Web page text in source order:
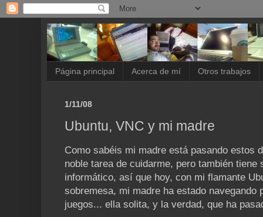
Página principal Acerca de mí Otros trabajos
1/11/08
Ubuntu, VNC y mi madre
Como sabéis mi madre está pasando estos
noble tarea de cuidarme, pero también
informático, así que hoy, con mi flamante
sobremesa, mi madre ha estado navegando
juegos... ella solita, y la verdad, que ha